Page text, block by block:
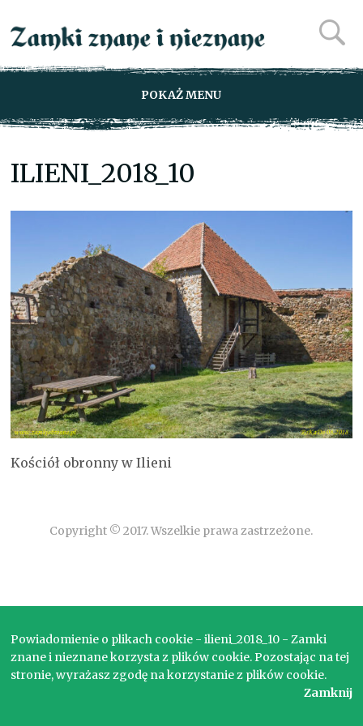
POKAŻ MENU
ILIENI_2018_10
Kościół obronny w Ilieni
Copyright © 2017. Wszelkie prawa zastrzeżone.
Powiadomienie o plikach cookie - ilieni_2018_10 - Zamki
znane i nieznane korzysta z plików cookie. Pozostając na tej
stronie, wyrażasz zgodę na korzystanie z plików cookie.
Zamknij